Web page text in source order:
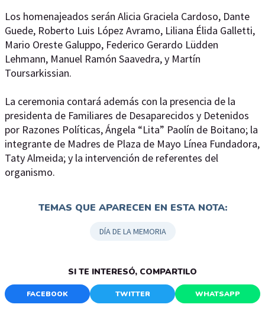
Los homenajeados serán Alicia Graciela Cardoso, Dante
Guede, Roberto Luis López Avramo, Liliana Élida Galletti,
Mario Oreste Galuppo, Federico Gerardo Lüdden
Lehmann, Manuel Ramón Saavedra, y Martín
Toursarkissian.
La ceremonia contará además con la presencia de la
presidenta de Familiares de Desaparecidos y Detenidos
por Razones Políticas, Ángela “Lita” Paolín de Boitano; la
integrante de Madres de Plaza de Mayo Línea Fundadora,
Taty Almeida; y la intervención de referentes del
organismo.
TEMAS QUE APARECEN EN ESTA NOTA:
DÍA DE LA MEMORIA
SI TE INTERESÓ, COMPARTILO
FACEBOOK TWITTER WHATSAPP